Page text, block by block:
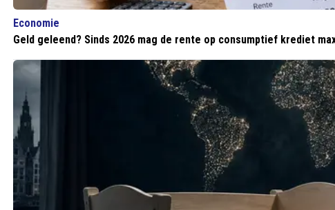
Economie
Geld geleend? Sinds 2026 mag de rente op consumptief krediet